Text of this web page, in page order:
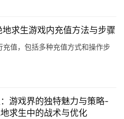
求生游戏内充值方法与步骤
值，包括多种充值方式和操作步
游戏界的独特魅力与策略-
求生中的战术与优化